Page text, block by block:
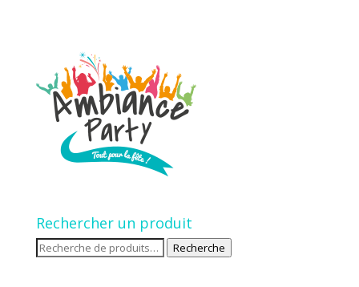
Rechercher un produit
Recherche
Recherche